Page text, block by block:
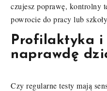
czujesz poprawę, kontrolny
powrocie do pracy lub
Profilaktyka i
naprawdę
Czy regularne testy mają